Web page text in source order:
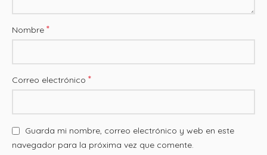
Nombre *
Correo electrónico *
Guarda mi nombre, correo electrónico y web en este
navegador para la próxima vez que comente.